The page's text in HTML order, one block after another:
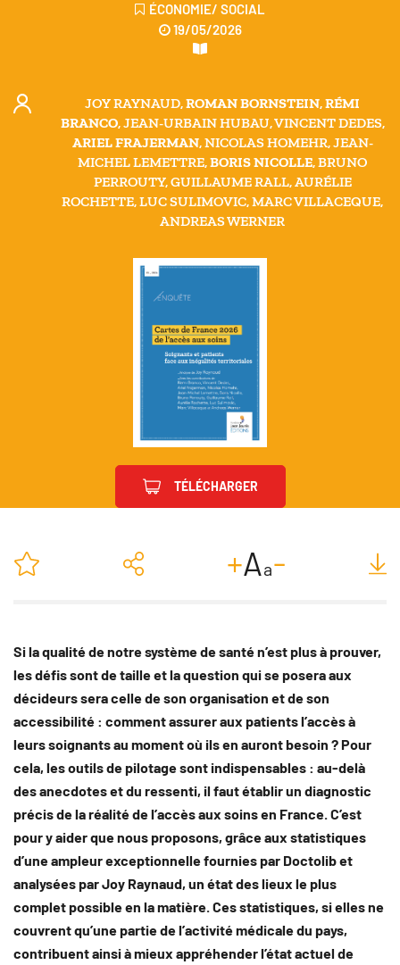
ÉCONOMIE/ SOCIAL
19/05/2026
JOY RAYNAUD,ROMAN BORNSTEIN,RÉMI
BRANCO, JEAN-URBAIN HUBAU, VINCENT DEDES,
ARIEL FRAJERMAN, NICOLAS HOMEHR, JEAN-
MICHEL LEMETTRE,BORIS NICOLLE, BRUNO
PERROUTY, GUILLAUME RALL, AURÉLIE
ROCHETTE, LUC SULIMOVIC, MARC VILLACEQUE,
ANDREAS WERNER
TÉLÉCHARGER
+Aa-
Si la qualité de notre système de santé n’est plus à prouver,
les défis sont de taille et la question qui se posera aux
décideurs sera celle de son organisation et de son
accessibilité : comment assurer aux patients l’accès à
leurs soignants au moment où ils en auront besoin ? Pour
cela, les outils de pilotage sont indispensables : au-delà
des anecdotes et du ressenti, il faut établir un diagnostic
précis de la réalité de l’accès aux soins en France. C’est
pour y aider que nous proposons, grâce aux statistiques
d’une ampleur exceptionnelle fournies par Doctolib et
analysées par Joy Raynaud, un état des lieux le plus
complet possible en la matière. Ces statistiques, si elles ne
couvrent qu’une partie de l’activité médicale du pays,
contribuent ainsi à mieux appréhender l’état actuel de